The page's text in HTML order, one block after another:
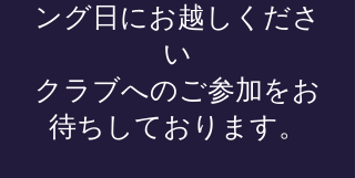
ング日にお越しくださ
い
クラブへのご参加をお
待ちしております。